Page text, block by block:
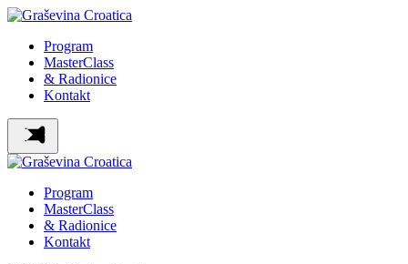
Program
MasterClass
& Radionice
Kontakt
Program
MasterClass
& Radionice
Kontakt